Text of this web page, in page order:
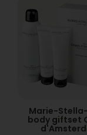
Marie-
body giftset